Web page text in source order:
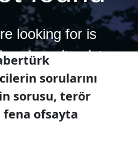
sorularını
sorusu, terör
fena ofsayta